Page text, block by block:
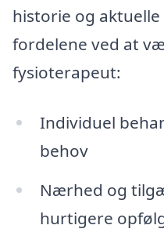
historie og
fordelene ved at
fysioterapeut:
Individuel
behov
Nærhed og
hurtigere